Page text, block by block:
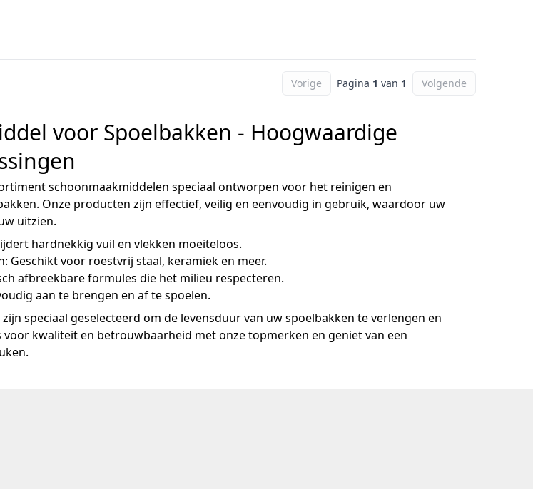
Vorige Pagina 1 van 1 Volgende
voor Spoelbakken - Hoogwaardige
schoonmaakmiddelen speciaal ontworpen voor het reinigen en
Onze producten zijn effectief, veilig en eenvoudig in gebruik, waardoor uw
uitzien.
hardnekkig vuil en vlekken moeiteloos.
Geschikt voor roestvrij staal, keramiek en meer.
afbreekbare formules die het milieu respecteren.
aan te brengen en af te spoelen.
speciaal geselecteerd om de levensduur van uw spoelbakken te verlengen en
voor kwaliteit en betrouwbaarheid met onze topmerken en geniet van een